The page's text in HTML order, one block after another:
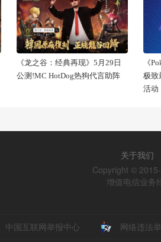
《龙之谷：经典再现》5月29日
公测!MC HotDog热狗代言助阵
《
极致
活动
关于我们
Copyright ©
增值电信业务
中国互联网举报中心 网络违法